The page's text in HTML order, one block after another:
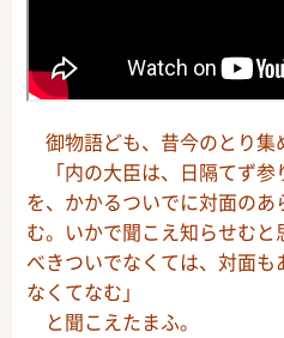
御物語ども、昔今のとり集
「内の大臣は、日隔てず参
を、かかるついでに対面の
む。いかで聞こえ知らせむ
べきついでなくては、対面
なくてなむ」
と聞こえたまふ。